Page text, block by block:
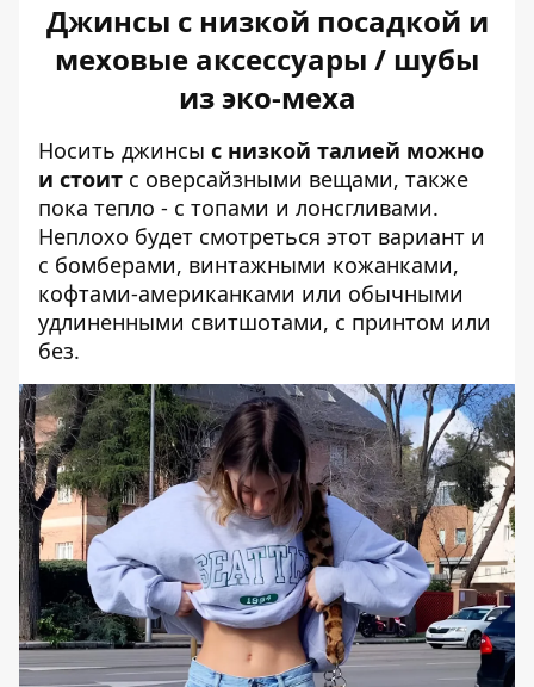
Джинсы с низкой посадкой и
меховые аксессуары / шубы
из эко-меха
Носить джинсы с низкой талией можно
и стоит с оверсайзными вещами, также
пока тепло - с топами и лонсгливами.
Неплохо будет смотреться этот вариант и
с бомберами, винтажными кожанками,
кофтами-американками или обычными
удлиненными свитшотами, с принтом или
без.